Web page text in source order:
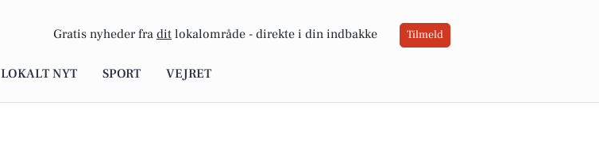
Gratis nyheder fra dit lokalområde - direkte i din indbakke Tilmeld
LOKALT NYT SPORT VEJRET